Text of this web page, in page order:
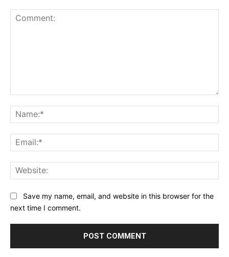
Save my name, email, and website in this browser for the
next time I comment.